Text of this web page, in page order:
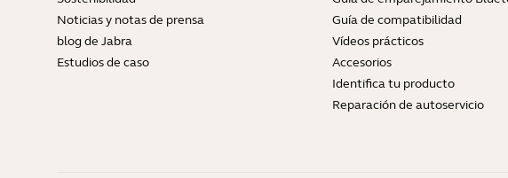
Noticias y notas de prensa
blog de Jabra
Estudios de caso
Guía de compatibilidad
Vídeos prácticos
Accesorios
Identifica tu producto
Reparación de autoservicio